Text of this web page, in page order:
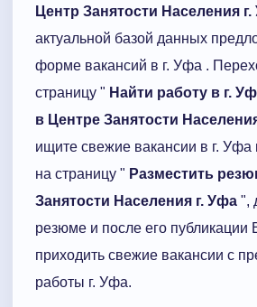
Центр Занятости Населения
актуальной базой данных
форме вакансий в г. Уфа .
страницу " Найти работу в г.
в Центре Занятости
ищите свежие вакансии в г. Уфа
на страницу " Разместить
Занятости Населения г. Уфа ",
резюме и после его публикации
приходить свежие вакансии с
работы г. Уфа.